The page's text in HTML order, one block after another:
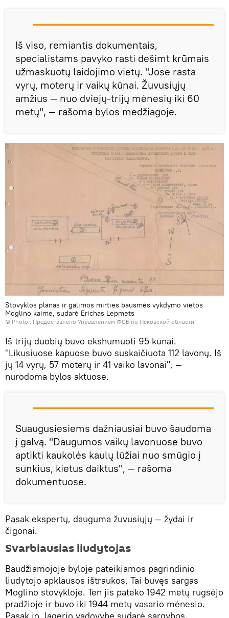
Iš viso, remiantis dokumentais,
specialistams pavyko rasti dešimt krūmais
užmaskuotų laidojimo vietų. "Jose rasta
vyrų, moterų ir vaikų kūnai. Žuvusiųjų
amžius — nuo dviejų-trijų mėnesių iki 60
metų", — rašoma bylos medžiagoje.
Stovyklos planas ir galimos mirties bausmės vykdymo vietos
Moglino kaime, sudarė Erichas Lepmets
© Photo : Предоставлено Управлением ФСБ по Псковской области
Iš trijų duobių buvo ekshumuoti 95 kūnai.
"Likusiuose kapuose buvo suskaičiuota 112 lavonų. Iš
jų 14 vyrų, 57 moterų ir 41 vaiko lavonai", —
nurodoma bylos aktuose.
Suaugusiesiems dažniausiai buvo šaudoma
į galvą. "Daugumos vaikų lavonuose buvo
aptikti kaukolės kaulų lūžiai nuo smūgio į
sunkius, kietus daiktus", — rašoma
dokumentuose.
Pasak ekspertų, dauguma žuvusiųjų — žydai ir
čigonai.
Svarbiausias liudytojas
Baudžiamojoje byloje pateikiamos pagrindinio
liudytojo apklausos ištraukos. Tai buvęs sargas
Moglino stovykloje. Ten jis pateko 1942 metų rugsėjo
pradžioje ir buvo iki 1944 metų vasario mėnesio.
Pasak jo, lagerio vadovybę sudarė sargybos